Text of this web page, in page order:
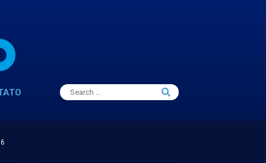
Search
for:
Search